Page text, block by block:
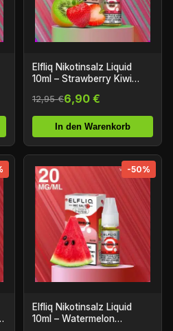
Elfliq Nikotinsalz Liquid
10ml – Strawberry Kiwi
12,95 €6,90 €
In den Warenkorb
-50%
Elfliq Nikotinsalz Liquid
10ml – Watermelon